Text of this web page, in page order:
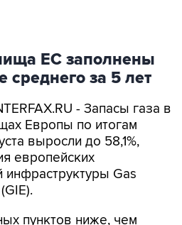
ЕС заполнены
за 5 лет
- Запасы газа в
выросли до 58,1%,
европейских
инфраструктуры Gas
пунктов ниже, чем